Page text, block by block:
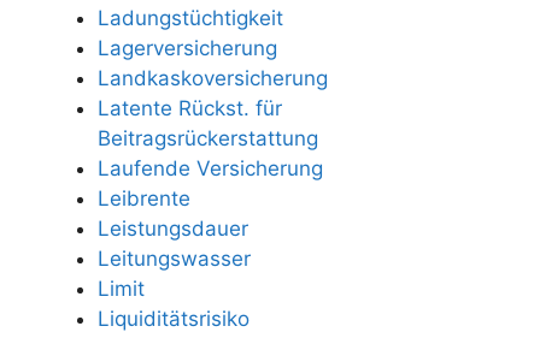
Ladungstüchtigkeit
Lagerversicherung
Landkaskoversicherung
Latente Rückst. für
Beitragsrückerstattung
Laufende Versicherung
Leibrente
Leistungsdauer
Leitungswasser
Limit
Liquiditätsrisiko